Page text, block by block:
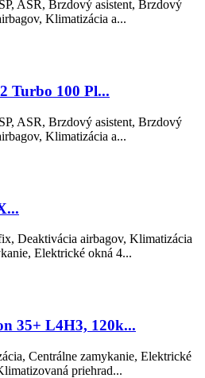
ASR, Brzdový asistent, Brzdový
Klimatizácia a...
Turbo 100 Pl...
ASR, Brzdový asistent, Brzdový
Klimatizácia a...
Deaktivácia airbagov, Klimatizácia
Elektrické okná 4...
35+ L4H3, 120k...
Centrálne zamykanie, Elektrické
priehrad...